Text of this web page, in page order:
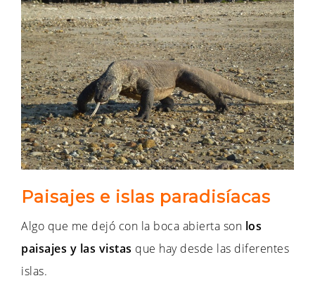
Paisajes e islas paradisíacas
Algo que me dejó con la boca abierta son los
paisajes y las vistas que hay desde las diferentes
islas.